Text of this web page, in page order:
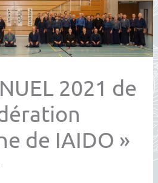
2021 de
de IAIDO »